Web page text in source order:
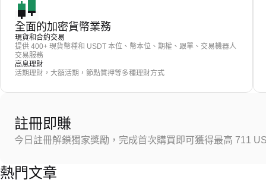
全面的加密貨幣業務
現貨和合約交易
提供 400+ 現貨幣種和 USDT 本位、幣本位、期權、跟單、交易機器人
交易服務
高息理財
活期理財，大額活期，節點質押等多種理財方式
註冊即賺
今日註冊解鎖獨家獎勵，完成首次購買即可獲得最高 711
熱門文章